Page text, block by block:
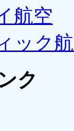
航空
ック
ク